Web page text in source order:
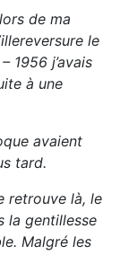
de ma
le
1956 j’avais
à une
avaient
tard.
retrouve là, le
la gentillesse
Malgré les